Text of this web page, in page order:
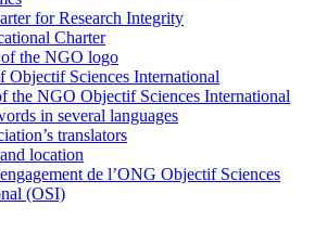
for Research Integrity
Charter
the NGO logo
Objectif Sciences International
the NGO Objectif Sciences International
in several languages
translators
location
de l’ONG Objectif Sciences
(OSI)